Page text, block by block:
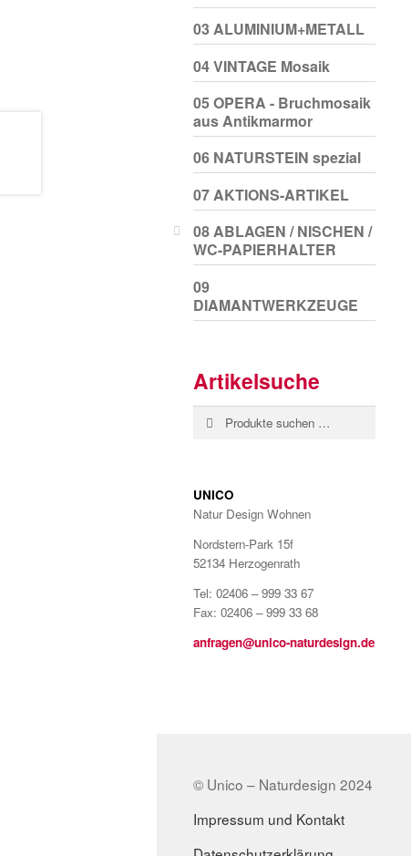
03 ALUMINIUM+METALL
04 VINTAGE Mosaik
05 OPERA - Bruchmosaik
aus Antikmarmor
06 NATURSTEIN spezial
07 AKTIONS-ARTIKEL
08 ABLAGEN / NISCHEN /
WC-PAPIERHALTER
09
DIAMANTWERKZEUGE
Artikelsuche
nach:
UNICO
Natur Design Wohnen
Nordstern-Park 15f
52134 Herzogenrath
Tel: 02406 – 999 33 67
Fax: 02406 – 999 33 68
anfragen@unico-naturdesign.de
© Unico – Naturdesign 2024
Impressum und Kontakt